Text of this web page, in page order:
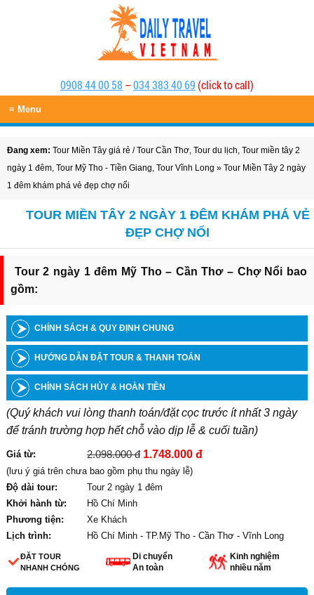
0908 44 00 58 –034 383 40 69 (click to call)
≡ Menu
Đang xem: Tour Miền Tây giá rẻ /Tour Cần Thơ, Tour du lịch, Tour miền tây 2
ngày 1 đêm, Tour Mỹ Tho - Tiền Giang, Tour Vĩnh Long » Tour Miền Tây 2 ngày
1 đêm khám phá vẻ đẹp chợ nổi
TOUR MIỀN TÂY 2 NGÀY 1 ĐÊM KHÁM PHÁ VẺ
ĐẸP CHỢ NỔI
Tour 2 ngày 1 đêm Mỹ Tho – Cần Thơ – Chợ Nổi bao
gồm:
CHÍNH SÁCH & QUY ĐỊNH CHUNG
HƯỚNG DẪN ĐẶT TOUR & THANH TOÁN
CHÍNH SÁCH HỦY & HOÀN TIỀN
(Quý khách vui lòng thanh toán/đặt cọc trước ít nhất 3 ngày
để tránh trường hợp hết chỗ vào dịp lễ & cuối tuần)
Giá từ: 2.098.000 đ 1.748.000 đ
(lưu ý giá trên chưa bao gồm phụ thu ngày lễ)
Độ dài tour:
Tour 2 ngày 1 đêm
Khởi hành từ:
Hồ Chí Minh
Phương tiện:
Xe Khách
Lịch trình:
Hồ Chí Minh - TP.Mỹ Tho - Cần Thơ - Vĩnh Long
ĐẶT TOUR
NHANH CHÓNG
Di chuyển
An toàn
Kinh nghiệm
nhiều năm